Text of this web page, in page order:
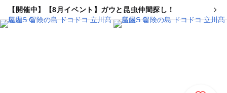
【開催中】【8月イベント】ガウと昆虫仲間探し！